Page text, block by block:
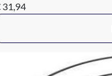
31,94